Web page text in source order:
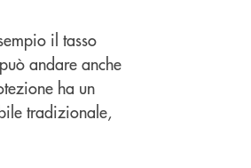
il tasso
andare anche
ha un
tradizionale,